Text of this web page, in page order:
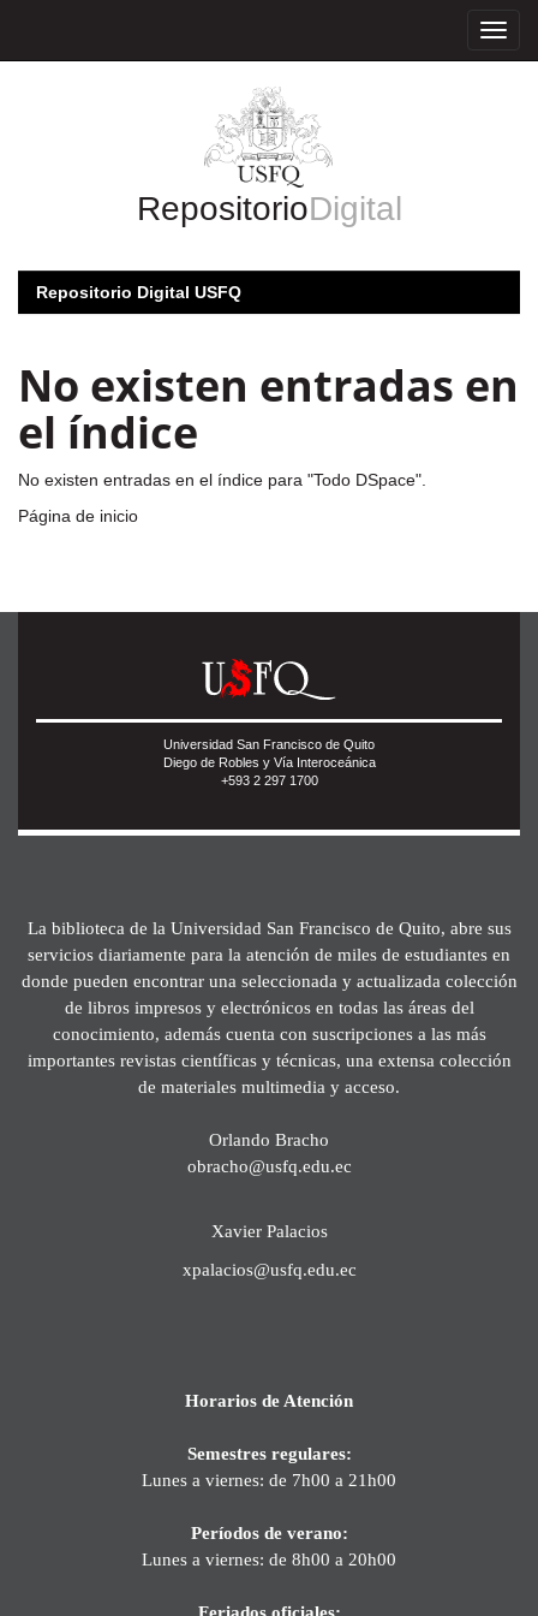
RepositorioDigital
Repositorio Digital USFQ
No existen entradas en
el índice
No existen entradas en el índice para "Todo DSpace".
Página de inicio
Universidad San Francisco de Quito
Diego de Robles y Vía Interoceánica
+593 2 297 1700
La biblioteca de la Universidad San Francisco de Quito, abre sus
servicios diariamente para la atención de miles de estudiantes en
donde pueden encontrar una seleccionada y actualizada colección
de libros impresos y electrónicos en todas las áreas del
conocimiento, además cuenta con suscripciones a las más
importantes revistas científicas y técnicas, una extensa colección
de materiales multimedia y acceso.
Orlando Bracho
obracho@usfq.edu.ec
Xavier Palacios
xpalacios@usfq.edu.ec
Horarios de Atención
Semestres regulares:
Lunes a viernes: de 7h00 a 21h00
Períodos de verano:
Lunes a viernes: de 8h00 a 20h00
Feriados oficiales: